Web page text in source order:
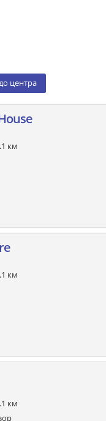
центра
км
км
км